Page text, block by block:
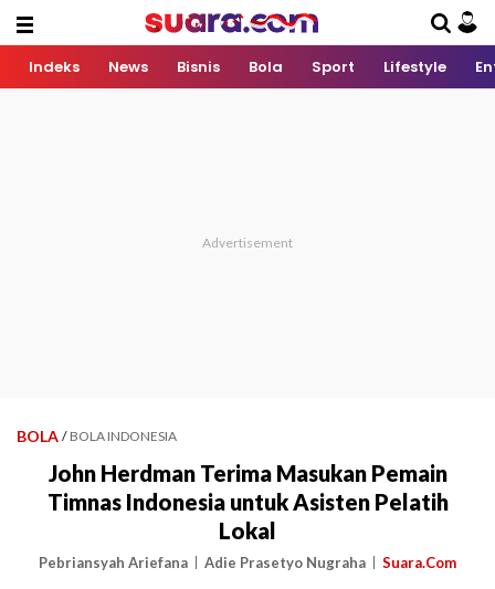
Indeks News Bisnis Bola Sport Lifestyle
BOLA / BOLA INDONESIA
John Herdman Terima Masukan Pemain
Timnas Indonesia untuk Asisten Pelatih
Lokal
Pebriansyah Ariefana Adie Prasetyo Nugraha Suara.Com